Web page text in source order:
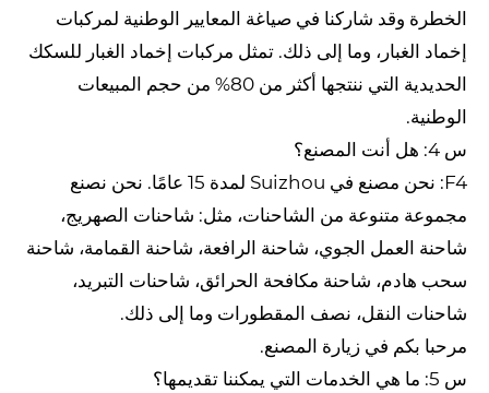
الخطرة وقد شاركنا في صياغة المعايير الوطنية لمركبات
إخماد الغبار، وما إلى ذلك. تمثل مركبات إخماد الغبار للسكك
الحديدية التي ننتجها أكثر من 80% من حجم المبيعات
الوطنية.
س 4: هل أنت المصنع؟
F4: نحن مصنع في Suizhou لمدة 15 عامًا. نحن نصنع
مجموعة متنوعة من الشاحنات، مثل: شاحنات الصهريج،
شاحنة العمل الجوي، شاحنة الرافعة، شاحنة القمامة، شاحنة
سحب هادم، شاحنة مكافحة الحرائق، شاحنات التبريد،
شاحنات النقل، نصف المقطورات وما إلى ذلك.
مرحبا بكم في زيارة المصنع.
س 5: ما هي الخدمات التي يمكننا تقديمها؟